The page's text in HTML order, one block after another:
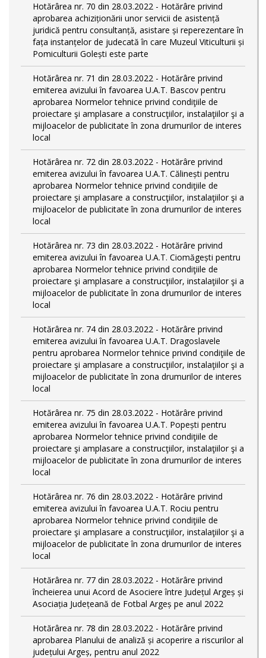
Hotărârea nr. 70 din 28.03.2022 - Hotărâre privind
aprobarea achiziționării unor servicii de asistență
juridică pentru consultanță, asistare și reperezentare în
fața instanțelor de judecată în care Muzeul Viticulturii și
Pomiculturii Golești este parte
Hotărârea nr. 71 din 28.03.2022 - Hotărâre privind
emiterea avizului în favoarea U.A.T. Bascov pentru
aprobarea Normelor tehnice privind condiţiile de
proiectare şi amplasare a construcţiilor, instalaţiilor şi a
mijloacelor de publicitate în zona drumurilor de interes
local
Hotărârea nr. 72 din 28.03.2022 - Hotărâre privind
emiterea avizului în favoarea U.A.T. Călinești pentru
aprobarea Normelor tehnice privind condiţiile de
proiectare şi amplasare a construcţiilor, instalaţiilor şi a
mijloacelor de publicitate în zona drumurilor de interes
local
Hotărârea nr. 73 din 28.03.2022 - Hotărâre privind
emiterea avizului în favoarea U.A.T. Ciomăgești pentru
aprobarea Normelor tehnice privind condiţiile de
proiectare şi amplasare a construcţiilor, instalaţiilor şi a
mijloacelor de publicitate în zona drumurilor de interes
local
Hotărârea nr. 74 din 28.03.2022 - Hotărâre privind
emiterea avizului în favoarea U.A.T. Dragoslavele
pentru aprobarea Normelor tehnice privind condiţiile de
proiectare şi amplasare a construcţiilor, instalaţiilor şi a
mijloacelor de publicitate în zona drumurilor de interes
local
Hotărârea nr. 75 din 28.03.2022 - Hotărâre privind
emiterea avizului în favoarea U.A.T. Popești pentru
aprobarea Normelor tehnice privind condiţiile de
proiectare şi amplasare a construcţiilor, instalaţiilor şi a
mijloacelor de publicitate în zona drumurilor de interes
local
Hotărârea nr. 76 din 28.03.2022 - Hotărâre privind
emiterea avizului în favoarea U.A.T. Rociu pentru
aprobarea Normelor tehnice privind condiţiile de
proiectare şi amplasare a construcţiilor, instalaţiilor şi a
mijloacelor de publicitate în zona drumurilor de interes
local
Hotărârea nr. 77 din 28.03.2022 - Hotărâre privind
încheierea unui Acord de Asociere între Județul Argeș și
Asociația Județeană de Fotbal Argeș pe anul 2022
Hotărârea nr. 78 din 28.03.2022 - Hotărâre privind
aprobarea Planului de analiză și acoperire a riscurilor al
județului Argeș, pentru anul 2022